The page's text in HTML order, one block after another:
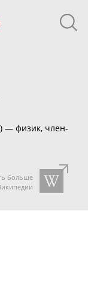
—физик, член-
больше